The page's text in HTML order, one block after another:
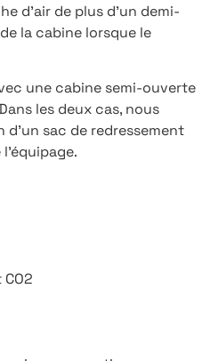
d’air de plus d’un demi-
la cabine lorsque le
une cabine semi-ouverte
les deux cas, nous
sac de redressement